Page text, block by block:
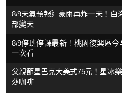
8/9天氣預報》豪雨再炸一天！
部變天
8/9停班停課最新！桃園復興區
一次看
父親節星巴克大美式75元！星冰
莎咖啡